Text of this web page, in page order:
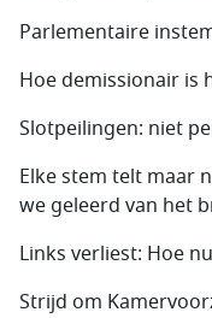
Parlementaire
Hoe demissionair is
Slotpeilingen: niet
Elke stem telt maar
we geleerd van het
Links verliest: Hoe
Strijd om